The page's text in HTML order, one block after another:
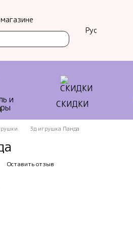
Рус
и
СКИДКИ
3д игрушка Панда
Оставить отзыв